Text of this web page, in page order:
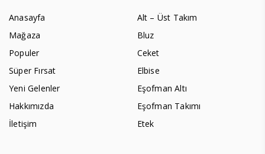
Anasayfa
Mağaza
Populer
Süper Fırsat
Yeni Gelenler
Hakkımızda
İletişim
Alt – Üst Takım
Bluz
Ceket
Elbise
Eşofman Altı
Eşofman Takımı
Etek